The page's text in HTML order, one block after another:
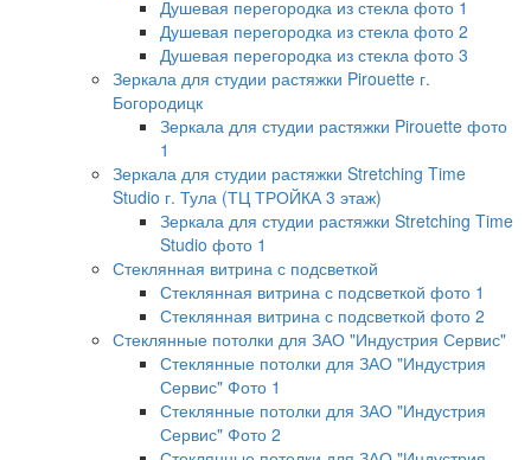
Душевая перегородка из стекла фото 1
Душевая перегородка из стекла фото 2
Душевая перегородка из стекла фото 3
Зеркала для студии растяжки Pirouette г.
Богородицк
Зеркала для студии растяжки Pirouette фото
1
Зеркала для студии растяжки Stretching Time
Studio г. Тула (ТЦ ТРОЙКА 3 этаж)
Зеркала для студии растяжки Stretching Time
Studio фото 1
Стеклянная витрина с подсветкой
Стеклянная витрина с подсветкой фото 1
Стеклянная витрина с подсветкой фото 2
Стеклянные потолки для ЗАО "Индустрия Сервис"
Стеклянные потолки для ЗАО "Индустрия
Сервис" Фото 1
Стеклянные потолки для ЗАО "Индустрия
Сервис" Фото 2